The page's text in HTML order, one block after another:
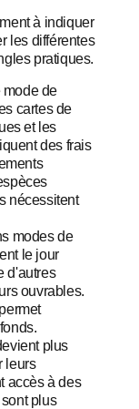
à indiquer
les différentes
pratiques.
de
cartes de
et les
des frais
nécessitent
modes de
le jour
d'autres
ouvrables.
plus
leurs
accès à des
plus